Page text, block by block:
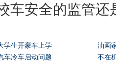
车安全的监管还
学生开豪车上学
油画
车冷车启动问题
不在